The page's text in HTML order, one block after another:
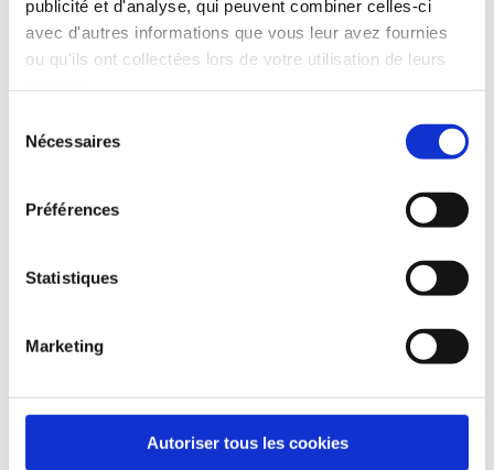
publicité et d'analyse, qui peuvent combiner celles-ci
avec d'autres informations que vous leur avez fournies
ou qu'ils ont collectées lors de votre utilisation de leurs
Nécessaires
Préférences
Statistiques
Marketing
Autoriser tous les cookies
le navigateur pour mon prochain commentaire.